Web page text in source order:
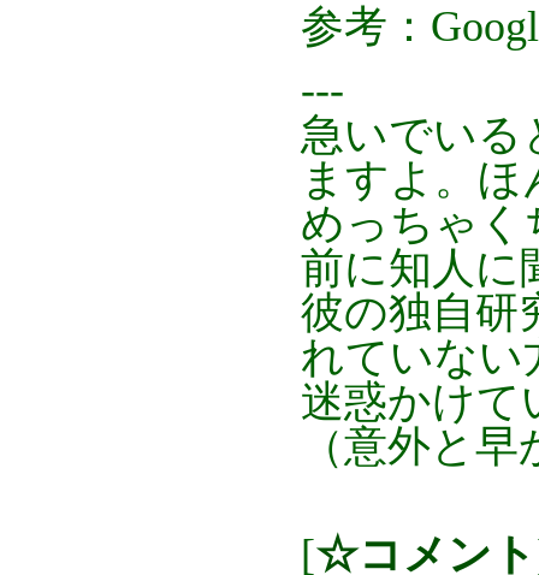
参考：
---
急いでいる
ますよ。ほ
めっちゃく
前に知人に
彼の独自研
れていない
迷惑かけて
（意外と
[☆コメント